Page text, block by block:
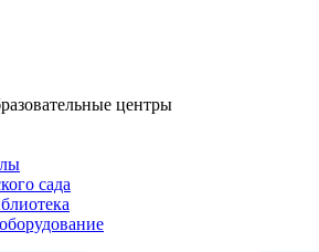
центры
сада